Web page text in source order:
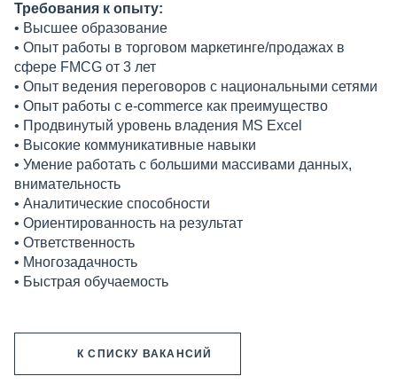
Требования к опыту:
• Высшее образование
• Опыт работы в торговом маркетинге/продажах в
сфере FMCG от 3 лет
• Опыт ведения переговоров с национальными сетями
• Опыт работы с e-commerce как преимущество
• Продвинутый уровень владения MS Excel
• Высокие коммуникативные навыки
• Умение работать с большими массивами данных,
внимательность
• Аналитические способности
• Ориентированность на результат
• Ответственность
• Многозадачность
• Быстрая обучаемость
К СПИСКУ ВАКАНСИЙ